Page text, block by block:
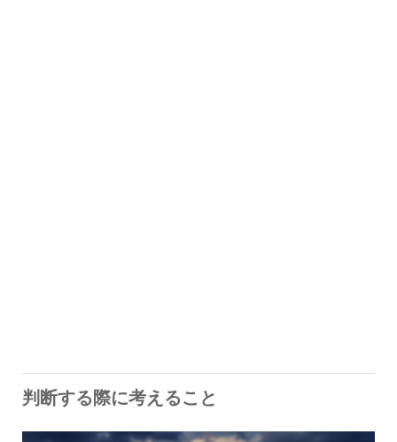
判断する際に考えること